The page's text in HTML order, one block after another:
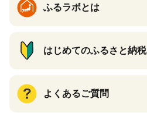
ふるラボとは
はじめてのふるさと納税
よくあるご質問